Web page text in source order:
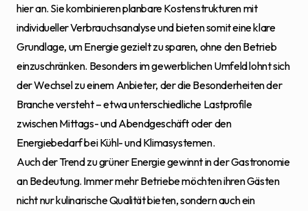
hier an. Sie kombinieren planbare Kostenstrukturen mit
individueller Verbrauchsanalyse und bieten somit eine klare
Grundlage, um Energie gezielt zu sparen, ohne den Betrieb
einzuschränken. Besonders im gewerblichen Umfeld lohnt sich
der Wechsel zu einem Anbieter, der die Besonderheiten der
Branche versteht – etwa unterschiedliche Lastprofile
zwischen Mittags- und Abendgeschäft oder den
Energiebedarf bei Kühl- und Klimasystemen.
Auch der Trend zu grüner Energie gewinnt in der Gastronomie
an Bedeutung. Immer mehr Betriebe möchten ihren Gästen
nicht nur kulinarische Qualität bieten, sondern auch ein